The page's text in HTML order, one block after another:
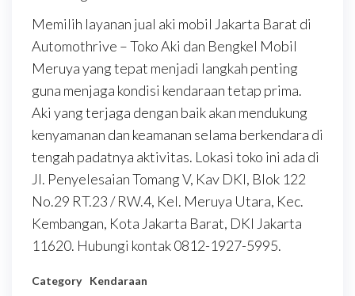
Memilih layanan jual aki mobil Jakarta Barat di
Automothrive – Toko Aki dan Bengkel Mobil
Meruya yang tepat menjadi langkah penting
guna menjaga kondisi kendaraan tetap prima.
Aki yang terjaga dengan baik akan mendukung
kenyamanan dan keamanan selama berkendara di
tengah padatnya aktivitas. Lokasi toko ini ada di
Jl. Penyelesaian Tomang V, Kav DKI, Blok 122
No.29 RT.23 / RW.4, Kel. Meruya Utara, Kec.
Kembangan, Kota Jakarta Barat, DKI Jakarta
11620. Hubungi kontak 0812-1927-5995.
Category Kendaraan